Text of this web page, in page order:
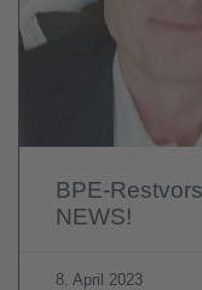
BPE-
NEWS!
8. April 2023